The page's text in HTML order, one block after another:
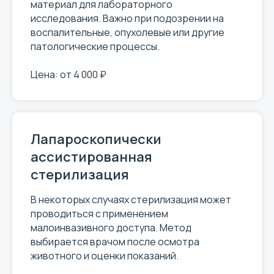
материал для лабораторного
исследования. Важно при подозрении на
воспалительные, опухолевые или другие
патологические процессы.
Цена: от 4 000 ₽
Лапароскопически
ассистированная
стерилизация
В некоторых случаях стерилизация может
проводиться с применением
малоинвазивного доступа. Метод
выбирается врачом после осмотра
животного и оценки показаний.